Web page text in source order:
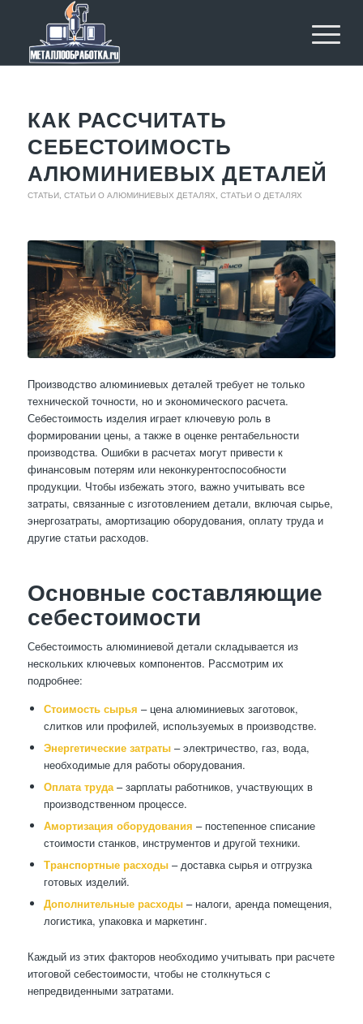
КАК РАССЧИТАТЬ
СЕБЕСТОИМОСТЬ
АЛЮМИНИЕВЫХ ДЕТАЛЕЙ
СТАТЬИ, СТАТЬИ О АЛЮМИНИЕВЫХ ДЕТАЛЯХ СТАТЬИ О ДЕТАЛЯХ
Производство алюминиевых деталей требует не только
технической точности, но и экономического расчета.
Себестоимость изделия играет ключевую роль в
формировании цены, а также в оценке рентабельности
производства. Ошибки в расчетах могут привести к
финансовым потерям или неконкурентоспособности
продукции. Чтобы избежать этого, важно учитывать все
затраты, связанные с изготовлением детали, включая сырье,
энергозатраты, амортизацию оборудования, оплату труда и
другие статьи расходов.
Основные составляющие
себестоимости
Себестоимость алюминиевой детали складывается из
нескольких ключевых компонентов. Рассмотрим их
подробнее:
Стоимость сырья – цена алюминиевых заготовок,
слитков или профилей, используемых в производстве.
Энергетические затраты– электричество, газ, вода,
необходимые для работы оборудования.
Оплата труда– зарплаты работников, участвующих в
производственном процессе.
Амортизация оборудования – постепенное списание
стоимости станков, инструментов и другой техники.
Транспортные расходы– доставка сырья и отгрузка
готовых изделий.
Дополнительные расходы– налоги, аренда помещения,
логистика, упаковка и маркетинг.
Каждый из этих факторов необходимо учитывать при расчете
итоговой себестоимости, чтобы не столкнуться с
непредвиденными затратами.